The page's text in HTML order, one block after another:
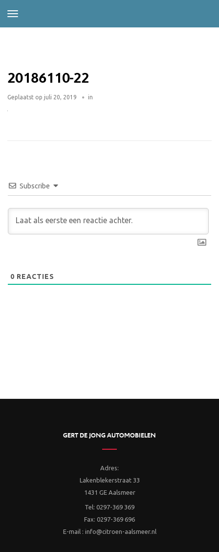
20186110-22
Geplaatst op juli 20, 2019 in
Subscribe
0 REACTIES
GERT DE JONG AUTOMOBIELEN
Adres:
Lakenblekerstraat 33
1431 GE Aalsmeer
Tel: 0297-369 369
Fax: 0297-369 696
E-mail : info@citroen-aalsmeer.nl